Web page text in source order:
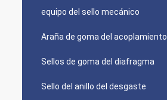
equipo del sello mecánico
Araña de goma del acoplamiento
Sellos de goma del diafragma
Sello del anillo del desgaste